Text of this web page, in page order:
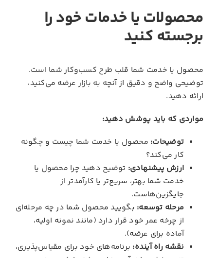
محصولات یا خدمات خود را
برجسته کنید
محصول یا خدمت شما قلب طرح کسب‌وکار شما است.
توضیحی واضح و دقیق از آنچه به بازار عرضه می‌کنید،
ارائه دهید.
مواردی که باید پوشش دهید:
توضیحات: محصول یا خدمت شما چیست و چگونه
کار می‌کند؟
ارزش پیشنهادی: توضیح دهید چرا محصول یا
خدمت شما بهتر، سریع‌تر یا کارآمدتر از
جایگزین‌هاست.
مرحله توسعه: بگویید محصول شما در چه مرحله‌ای
از چرخه عمر خود قرار دارد (مانند نمونه اولیه،
آماده برای عرضه).
نقشه راه آینده: برنامه‌های خود برای مقیاس‌پذیری،